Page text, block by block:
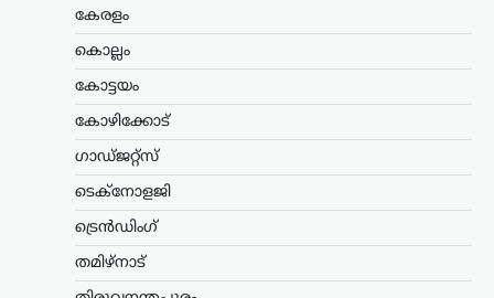
കേരളം
കൊല്ലം
കോട്ടയം
കോഴിക്കോട്
ഗാഡ്ജറ്റ്സ്
ടെക്നോളജി
ട്രെൻഡിംഗ്
തമിഴ്നാട്
അജണ്ടകൾ നടപ്പാക്കുകയാണെന്ന്
എം.വി. ഗോവിന്ദൻ മാസ്റ്റർ ആരോപിച്ചു.
ട്രെൻഡിംഗ്,ദേശീയം,രാഷ്ട്രീയം
പ്രധാനമന്ത്രിക്ക്
യുവാക്കളെ കാണാൻ
സമയമില്ല;
കൂറുമാറിയവരെ